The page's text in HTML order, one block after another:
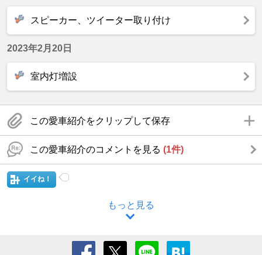
スピーカー、ツイーター取り付け
2023年2月20日
室内灯増設
この愛車紹介をクリップして保存
この愛車紹介のコメントを見る (1件)
イイね！
もっと見る